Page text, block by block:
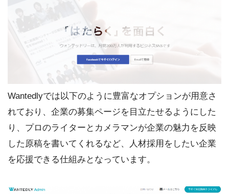
Wantedlyでは以下のように豊富なオプションが用意さ
れており、企業の募集ページを目立たせるようにした
り、プロのライターとカメラマンが企業の魅力を反映
した原稿を書いてくれるなど、人材採用をしたい企業
を応援できる仕組みとなっています。